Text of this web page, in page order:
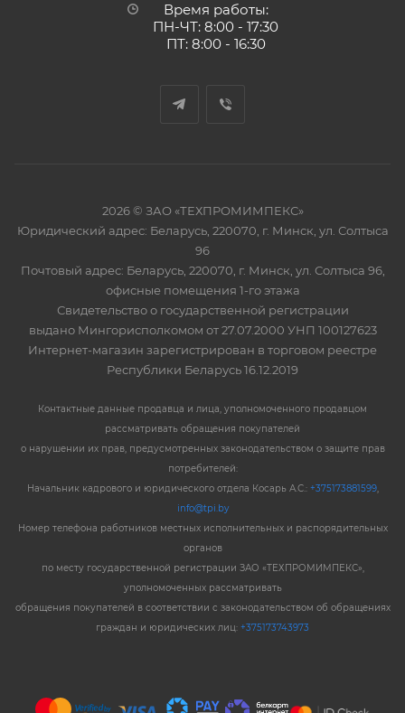
Время работы:
ПН-ЧТ: 8:00 - 17:30
ПТ: 8:00 - 16:30
2026 © ЗАО «ТЕХПРОМИМПЕКС»
Юридический адрес: Беларусь, 220070, г. Минск, ул. Солтыса
96
Почтовый адрес: Беларусь, 220070, г. Минск, ул. Солтыса 96,
офисные помещения 1-го этажа
Свидетельство о государственной регистрации
выдано Мингорисполкомом от 27.07.2000 УНП 100127623
Интернет-магазин зарегистрирован в торговом реестре
Республики Беларусь 16.12.2019
Контактные данные продавца и лица, уполномоченного продавцом
рассматривать обращения покупателей
о нарушении их прав, предусмотренных законодательством о защите прав
потребителей:
Начальник кадрового и юридического отдела Косарь А.С.: +375173881599,
info@tpi.by
Номер телефона работников местных исполнительных и распорядительных
органов
по месту государственной регистрации ЗАО «ТЕХПРОМИМПЕКС»,
уполномоченных рассматривать
обращения покупателей в соответствии с законодательством об обращениях
граждан и юридических лиц: +375173743973